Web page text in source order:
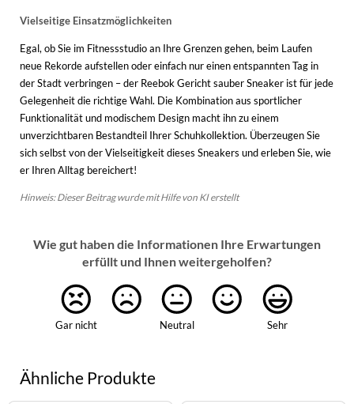
Vielseitige Einsatzmöglichkeiten
Egal, ob Sie im Fitnessstudio an Ihre Grenzen gehen, beim Laufen
neue Rekorde aufstellen oder einfach nur einen entspannten Tag in
der Stadt verbringen – der Reebok Gericht sauber Sneaker ist für jede
Gelegenheit die richtige Wahl. Die Kombination aus sportlicher
Funktionalität und modischem Design macht ihn zu einem
unverzichtbaren Bestandteil Ihrer Schuhkollektion. Überzeugen Sie
sich selbst von der Vielseitigkeit dieses Sneakers und erleben Sie, wie
er Ihren Alltag bereichert!
Hinweis: Dieser Beitrag wurde mit Hilfe von KI erstellt
Wie gut haben die Informationen Ihre Erwartungen
erfüllt und Ihnen weitergeholfen?
Gar nicht Neutral Sehr
Ähnliche Produkte